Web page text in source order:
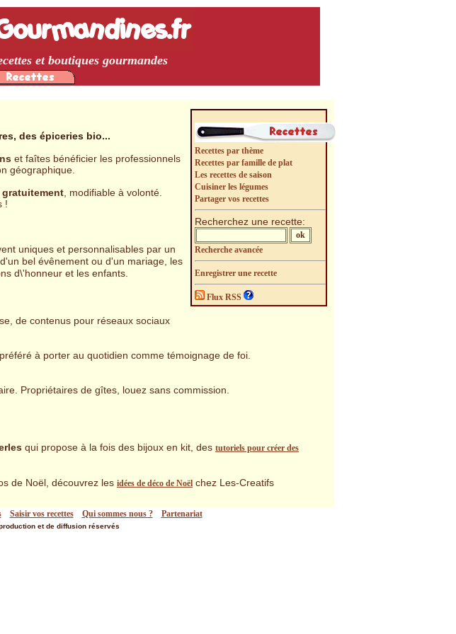
Recettes par thème
Recettes par famille de plat
Les recettes de saison
Cuisiner les légumes
Partager vos recettes
Recherchez une recette:
Recherche avancée
Enregistrer une recette
Flux RSS
des épiceries bio...
et faîtes bénéficier les professionnels
géographique.
, modifiable à volonté.
!
uniques et personnalisables par un
bel évênement ou d'un mariage, les
d\'honneur et les enfants.
de contenus pour réseaux sociaux
à porter au quotidien comme témoignage de foi.
Propriétaires de gîtes, louez sans commission.
qui propose à la fois des bijoux en kit, des tutoriels pour créer des
de Noël, découvrez les idées de déco de Noël chez Les-Creatifs
Saisir vos recettes Qui sommes nous ? Partenariat
et de diffusion réservés
et boutiques gourmandes